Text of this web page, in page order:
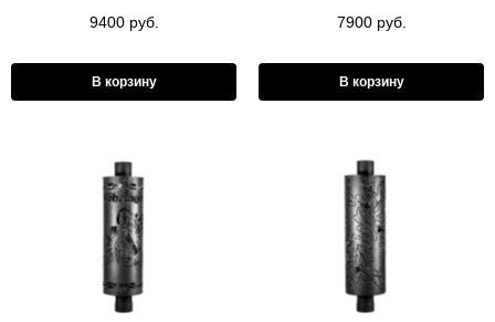
9400 руб.
В корзину
7900 руб.
В корзину